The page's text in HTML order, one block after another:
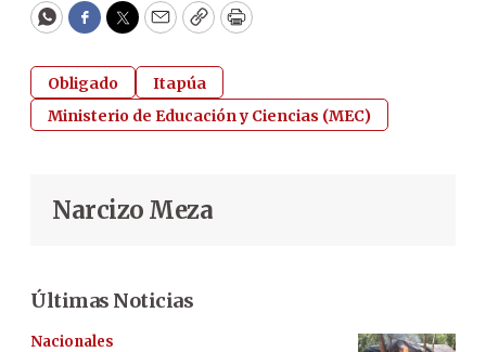
WhatsApp
Facebook
Twitter
EmailCopyPrint
Obligado
Itapúa
Ministerio de Educación y Ciencias (MEC)
Narcizo Meza
Últimas Noticias
Nacionales